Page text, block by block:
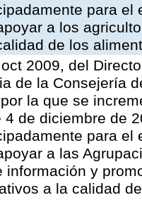
para el
a los
de los
2009, del
de la Consejería
la que se
4 de diciembre de
para el
a las
información y
a la calidad